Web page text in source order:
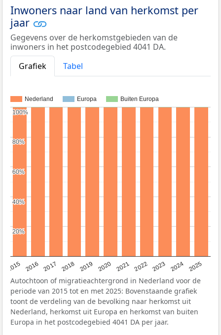
Inwoners naar land van herkomst per
jaar
Gegevens over de herkomstgebieden van de
inwoners in het postcodegebied 4041 DA.
Grafiek
Tabel
Nederland Europa Buiten Europa
2015 2016 2017 2018 2019 2020 2021 2022 2023 2024 2025
20%
20%
40%
40%
60%
60%
80%
80%
100%
100%
Autochtoon of migratieachtergrond in Nederland voor de
periode van 2015 tot en met 2025: Bovenstaande grafiek
toont de verdeling van de bevolking naar herkomst uit
Nederland, herkomst uit Europa en herkomst van buiten
Europa in het postcodegebied 4041 DA per jaar.